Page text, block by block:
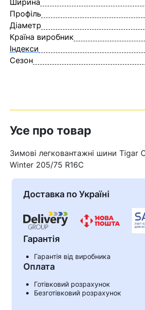
Кошик
У кошику немає товарів.
Ширина
Профіль
Діаметр
Країна виробник
Індекси
Сезон
Усе про товар
Зимові легковантажні шини Tigar
Winter 205/75 R16C
Доставка по Україні
Гарантія
Гарантія від виробника
Оплата
Готівковий розрахунок
Безготівковий розрахунок